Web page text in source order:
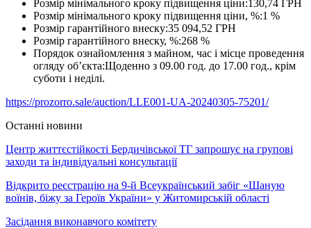
Розмір мінімального кроку підвищення ціни:130,74 ГРН
Розмір мінімального кроку підвищення ціни, %:1 %
Розмір гарантійного внеску:35 094,52 ГРН
Розмір гарантійного внеску, %:268 %
Порядок ознайомлення з майном, час і місце проведення
огляду об’єкта:Щоденно з 09.00 год. до 17.00 год., крім
суботи і неділі.
https://prozorro.sale/auction/LLE001-UA-20240305-75201/
Останні новини
Центр життєстійкості Бердичівської ТГ запрошує на групові
заходи та індивідуальні консультації
Відкрито реєстрацію на 9-й Всеукраїнський забіг «Шаную
воїнів, біжу за Героїв України» у Житомирській області
Засідання виконавчого комітету